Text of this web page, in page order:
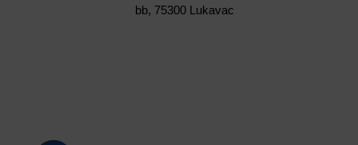
bb, 75300 Lukavac